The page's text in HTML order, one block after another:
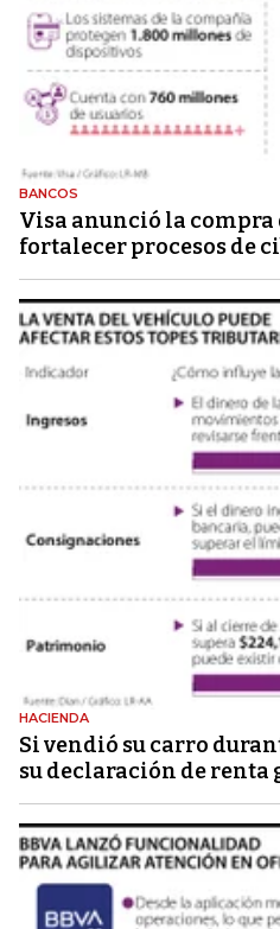
BANCOS
Visa anunció la compra
fortalecer procesos de
HACIENDA
Si vendió su carro
su declaración de renta